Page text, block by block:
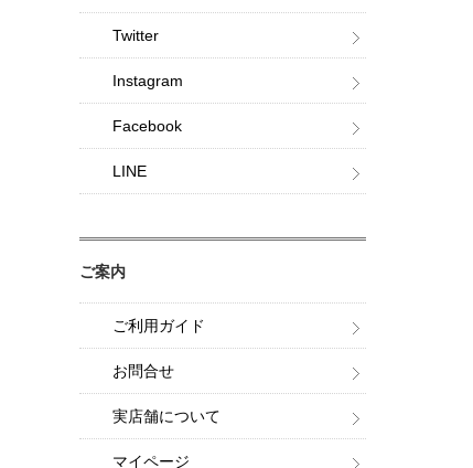
Twitter
Instagram
Facebook
LINE
ご案内
ご利用ガイド
お問合せ
実店舗について
マイページ